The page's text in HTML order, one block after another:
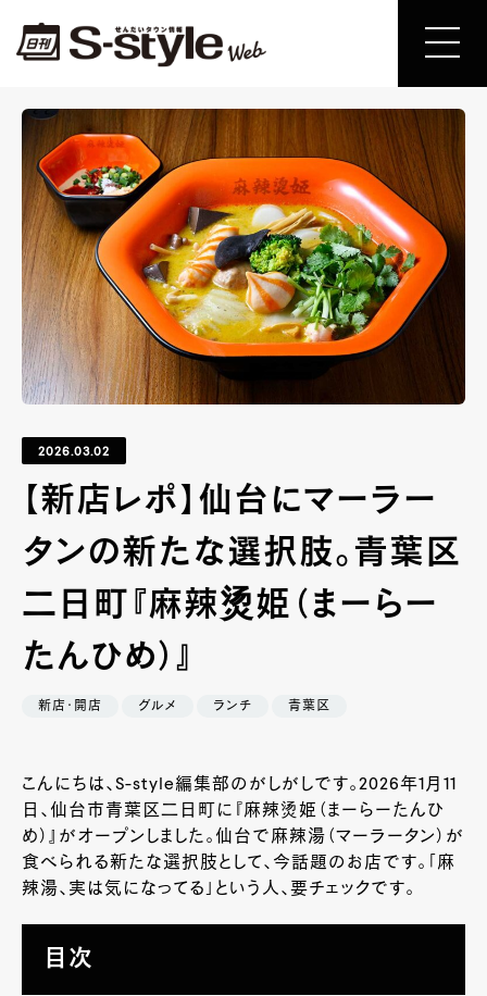
2026.03.02
【新店レポ】仙台にマーラー
タンの新たな選択肢。青葉区
二日町『麻辣烫姫（まーらー
たんひめ）』
新店・開店 グルメ ランチ 青葉区
こんにちは、S-style編集部のがしがしです。2026年1月11
日、仙台市青葉区二日町に『麻辣烫姫（まーらーたんひ
め）』がオープンしました。仙台で麻辣湯（マーラータン）が
食べられる新たな選択肢として、今話題のお店です。「麻
辣湯、実は気になってる」という人、要チェックです。
目次